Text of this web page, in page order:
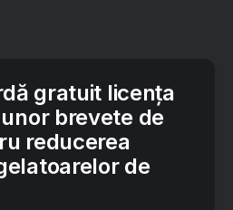
gratuit licența
brevete de
reducerea
de